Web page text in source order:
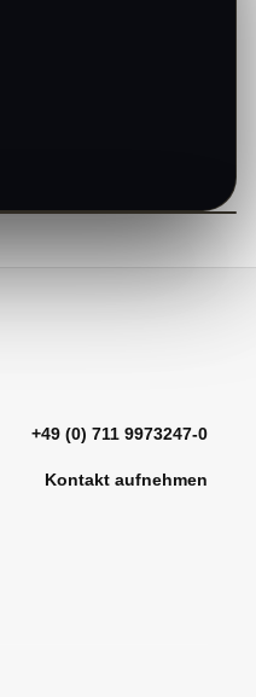
+49 (0) 711 9973247-0
Kontakt aufnehmen